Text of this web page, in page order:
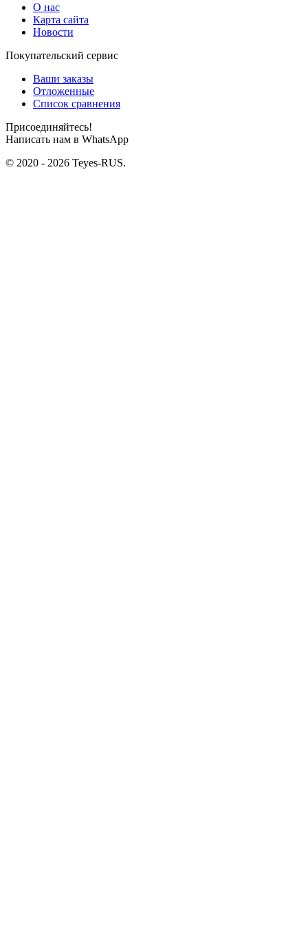
О нас
Карта сайта
Новости
Покупательский сервис
Ваши заказы
Отложенные
Список сравнения
Присоединяйтесь!
Написать нам в WhatsApp
© 2020 - 2026 Teyes-RUS.